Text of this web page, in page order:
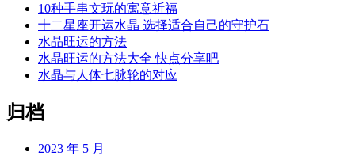
10种手串文玩的寓意祈福
十二星座开运水晶 选择适合自己的守护石
水晶旺运的方法
水晶旺运的方法大全 快点分享吧
水晶与人体七脉轮的对应
归档
2023 年 5 月